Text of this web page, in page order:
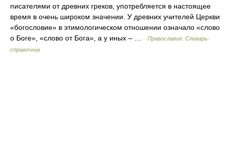
писателями от древних греков, употребляется в настоящее
время в очень широком значении. У древних учителей Церкви
«богословие» в этимологическом отношении означало «слово
о Боге», «слово от Бога», а у иных – …
Православие. Словарь-
справочник